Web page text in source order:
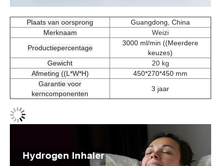
Plaats van oorsprong
Guangdong, China
Merknaam
Weizi
Productiepercentage
3000 ml/min ((Meerdere
keuzes)
Gewicht
20 kg
Afmeting ((L*W*H)
450*270*450 mm
Garantie voor
kerncomponenten
3 jaar